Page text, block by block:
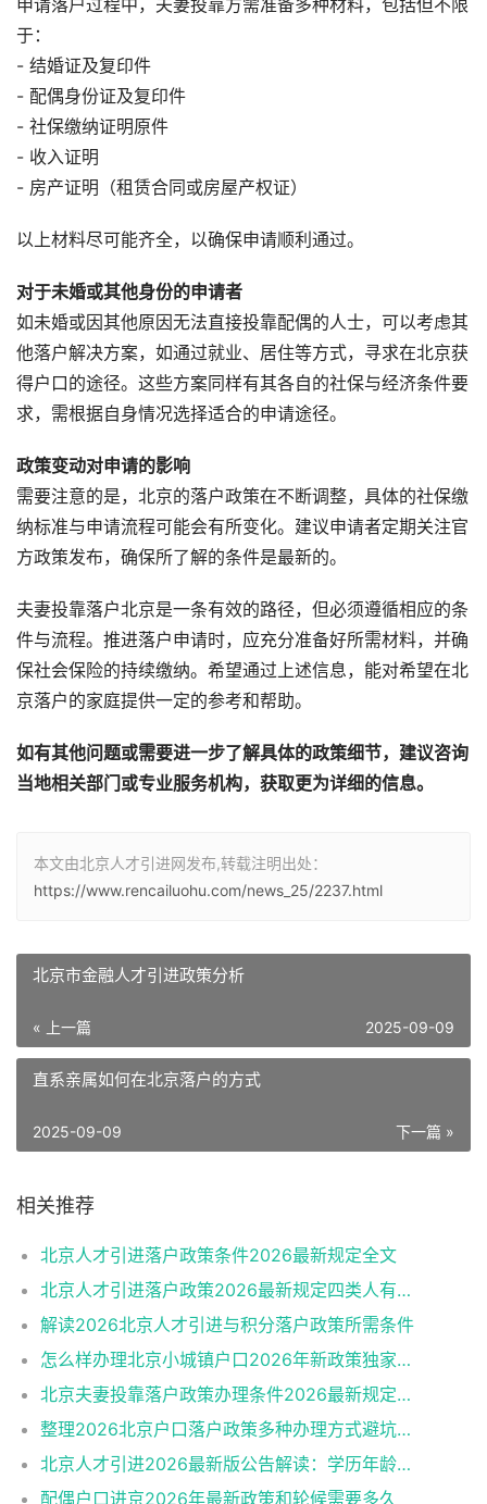
申请落户过程中，夫妻投靠方需准备多种材料，包括但不限
于：
- 结婚证及复印件
- 配偶身份证及复印件
- 社保缴纳证明原件
- 收入证明
- 房产证明（租赁合同或房屋产权证）
以上材料尽可能齐全，以确保申请顺利通过。
对于未婚或其他身份的申请者
如未婚或因其他原因无法直接投靠配偶的人士，可以考虑其
他落户解决方案，如通过就业、居住等方式，寻求在北京获
得户口的途径。这些方案同样有其各自的社保与经济条件要
求，需根据自身情况选择适合的申请途径。
政策变动对申请的影响
需要注意的是，北京的落户政策在不断调整，具体的社保缴
纳标准与申请流程可能会有所变化。建议申请者定期关注官
方政策发布，确保所了解的条件是最新的。
夫妻投靠落户北京是一条有效的路径，但必须遵循相应的条
件与流程。推进落户申请时，应充分准备好所需材料，并确
保社会保险的持续缴纳。希望通过上述信息，能对希望在北
京落户的家庭提供一定的参考和帮助。
如有其他问题或需要进一步了解具体的政策细节，建议咨询
当地相关部门或专业服务机构，获取更为详细的信息。
本文由北京人才引进网发布,转载注明出处：
https://www.rencailuohu.com/news_25/2237.html
北京市金融人才引进政策分析
« 上一篇 2025-09-09
直系亲属如何在北京落户的方式
下一篇 »
2025-09-09
相关推荐
北京人才引进落户政策条件2026最新规定全文
北京人才引进落户政策2026最新规定四类人有资格
解读2026北京人才引进与积分落户政策所需条件
怎么样办理北京小城镇户口2026年新政策独家解读
北京夫妻投靠落户政策办理条件2026最新规定消息
整理2026北京户口落户政策多种办理方式避坑指南
北京人才引进2026最新版公告解读：学历年龄是门槛
配偶户口进京2026年最新政策和轮候需要多久